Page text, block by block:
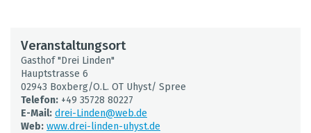
Ver­an­stal­tungs­ort
Gast­hof "Drei Lin­den"
Haupt­strasse 6
02943 Box­berg/O.L. OT Uhyst/ Spree
Tele­fon: +49 35728 80227
E-Mail: drei-Lin­den@​web.​de
Web: www.​drei-​linden-​uhyst.​de